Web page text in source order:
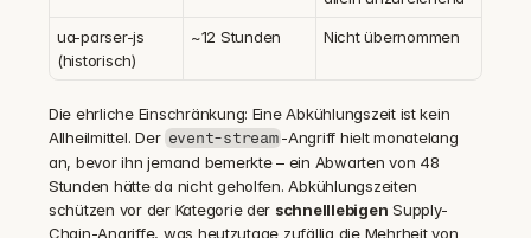
ua-parser-js
(historisch)
~12 Stunden Nicht übernommen
Die ehrliche Einschränkung: Eine Abkühlungszeit ist kein
Allheilmittel. Der event-stream -Angriff hielt monatelang
an, bevor ihn jemand bemerkte – ein Abwarten von 48
Stunden hätte da nicht geholfen. Abkühlungszeiten
schützen vor der Kategorie der schnelllebigen Supply-
Chain-Angriffe, was heutzutage zufällig die Mehrheit von